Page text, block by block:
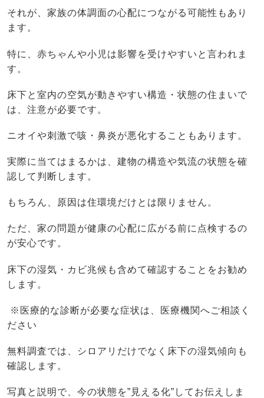
それが、家族の体調面の心配につながる可能性もあり
ます。
特に、赤ちゃんや小児は影響を受けやすいと言われま
す。
床下と室内の空気が動きやすい構造・状態の住まいで
は、注意が必要です。
ニオイや刺激で咳・鼻炎が悪化することもあります。
実際に当てはまるかは、建物の構造や気流の状態を確
認して判断します。
もちろん、原因は住環境だけとは限りません。
ただ、家の問題が健康の心配に広がる前に点検するの
が安心です。
床下の湿気・カビ兆候も含めて確認することをお勧め
します。
※医療的な診断が必要な症状は、医療機関へご相談く
ださい
無料調査では、シロアリだけでなく床下の湿気傾向も
確認します。
写真と説明で、今の状態を”見える化”してお伝えしま